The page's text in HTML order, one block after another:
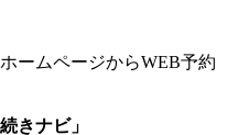
ームページからWEB予約
きナビ」